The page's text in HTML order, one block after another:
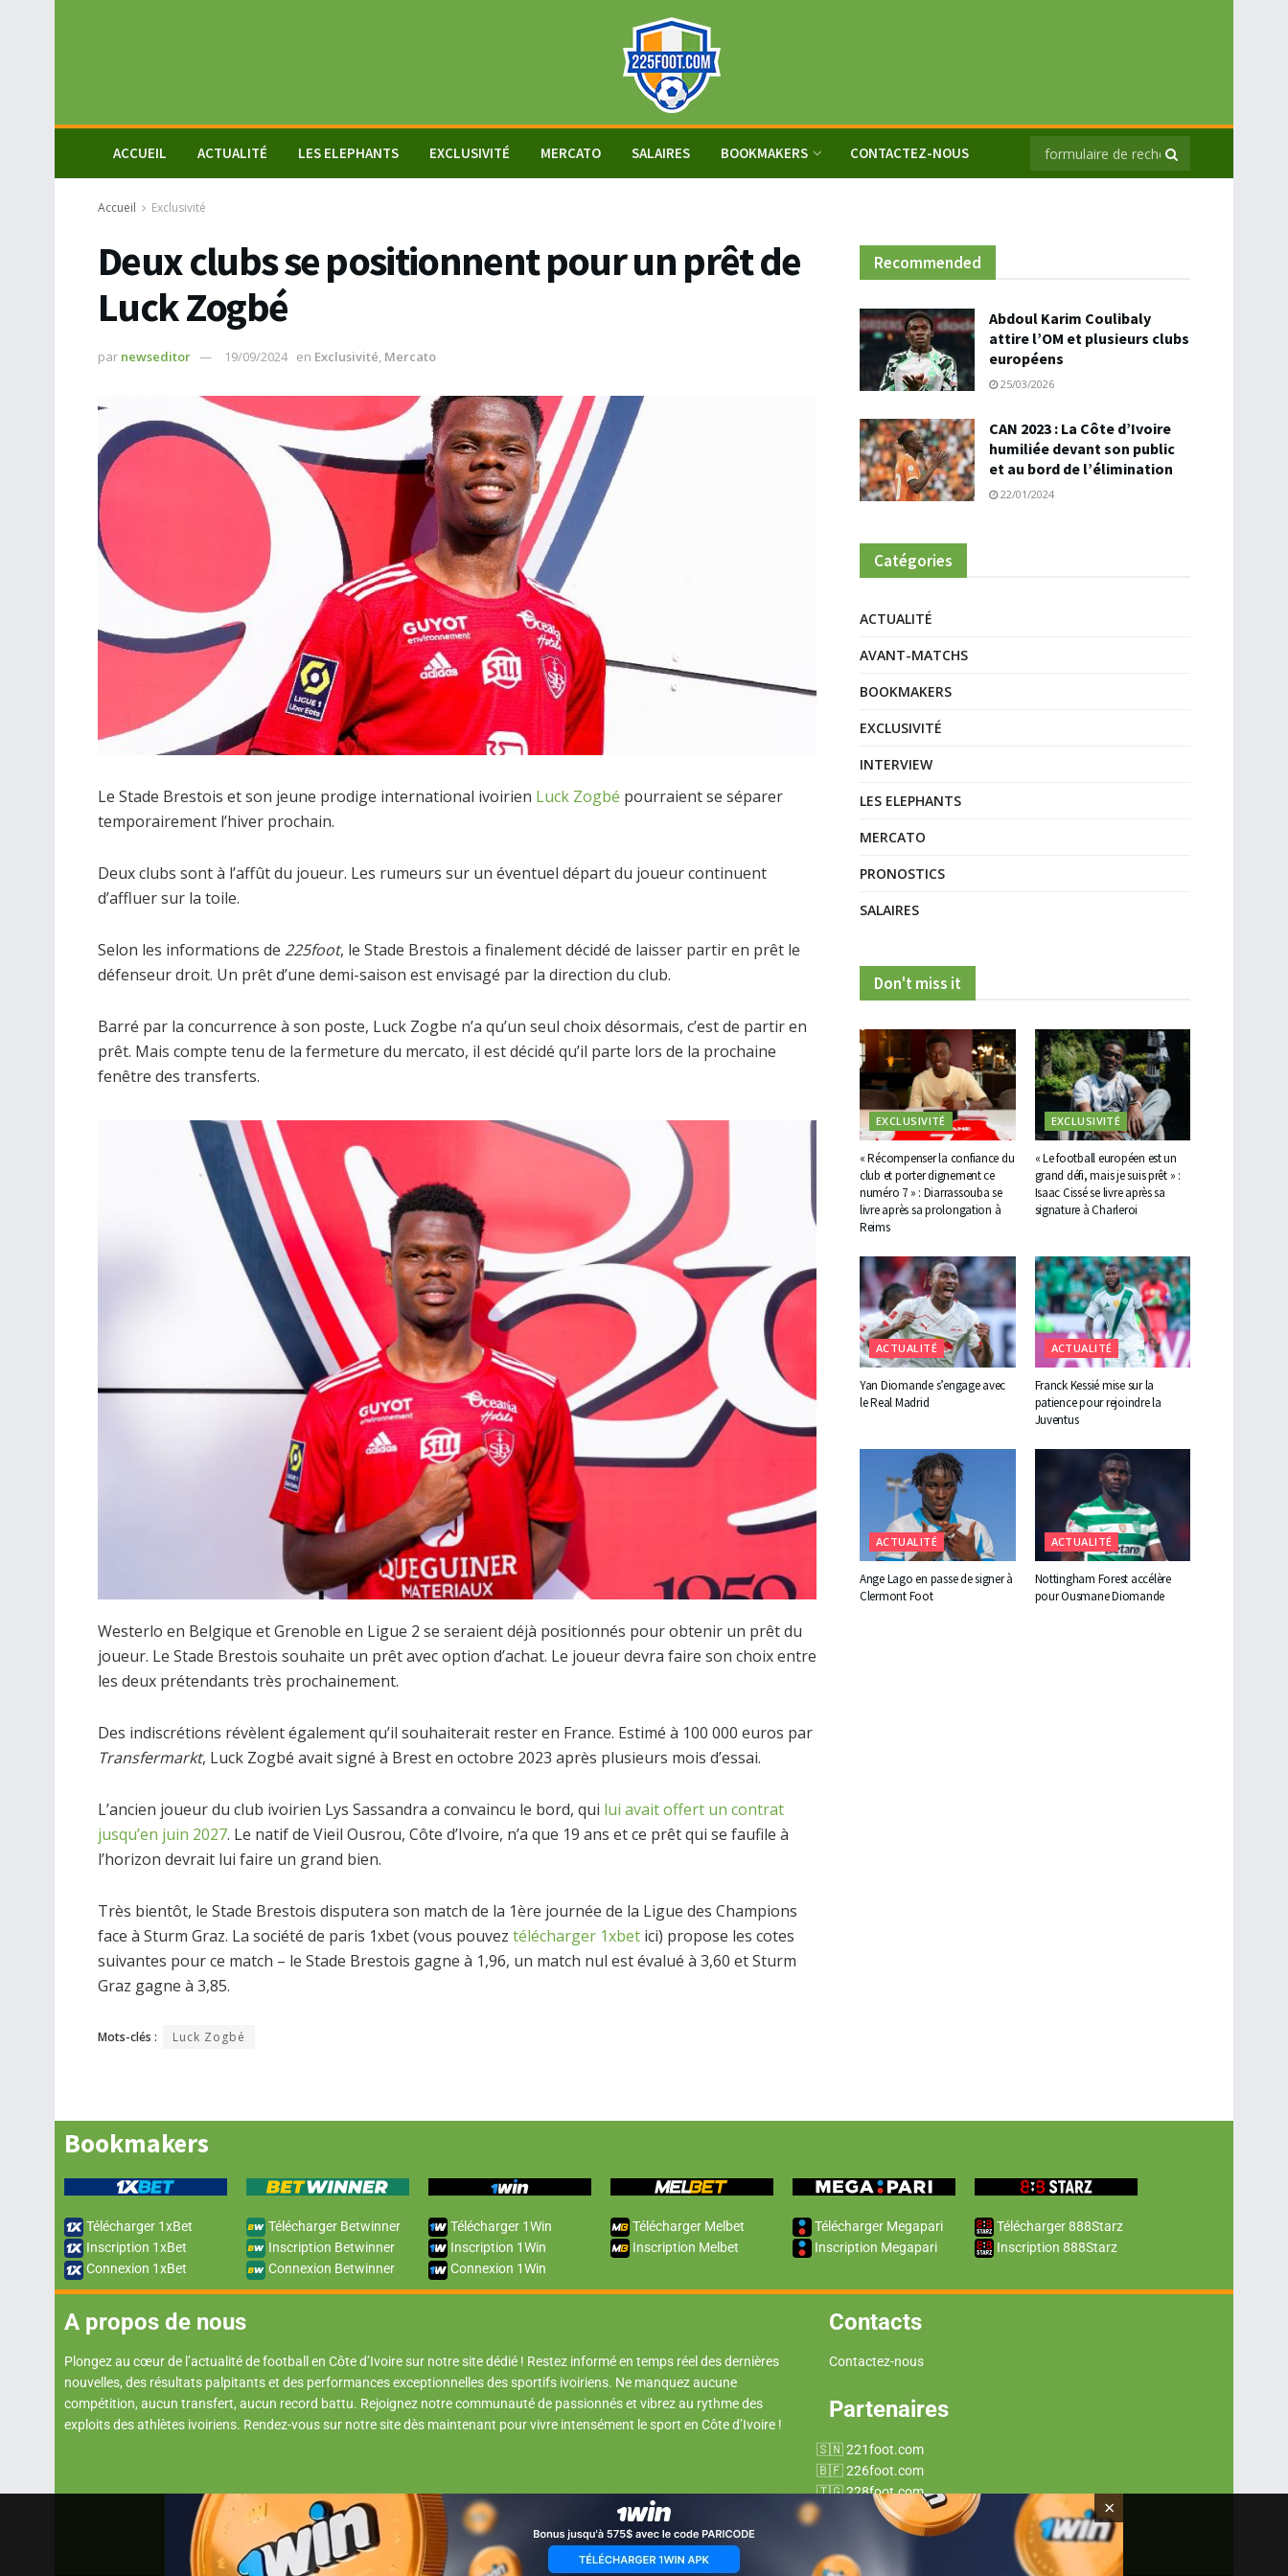
ACCUEIL ACTUALITÉ LES ELEPHANTS EXCLUSIVITÉ MERCATO SALAIRES BOOKMAKERS CONTACTEZ-NOUS
Accueil Exclusivité
Deux clubs se positionnent pour un prêt de
Luck Zogbé
par newseditor 19/09/2024 en Exclusivité, Mercato
Le Stade Brestois et son jeune prodige international ivoirien Luck Zogbé pourraient se séparer
temporairement l’hiver prochain.
Deux clubs sont à l’affût du joueur. Les rumeurs sur un éventuel départ du joueur continuent
d’affluer sur la toile.
Selon les informations de 225foot, le Stade Brestois a finalement décidé de laisser partir en prêt le
défenseur droit. Un prêt d’une demi-saison est envisagé par la direction du club.
Barré par la concurrence à son poste, Luck Zogbe n’a qu’un seul choix désormais, c’est de partir en
prêt. Mais compte tenu de la fermeture du mercato, il est décidé qu’il parte lors de la prochaine
fenêtre des transferts.
Westerlo en Belgique et Grenoble en Ligue 2 se seraient déjà positionnés pour obtenir un prêt du
joueur. Le Stade Brestois souhaite un prêt avec option d’achat. Le joueur devra faire son choix entre
les deux prétendants très prochainement.
Des indiscrétions révèlent également qu’il souhaiterait rester en France. Estimé à 100 000 euros par
Transfermarkt, Luck Zogbé avait signé à Brest en octobre 2023 après plusieurs mois d’essai.
L’ancien joueur du club ivoirien Lys Sassandra a convaincu le bord, qui lui avait offert un contrat
jusqu’en juin 2027. Le natif de Vieil Ousrou, Côte d’Ivoire, n’a que 19 ans et ce prêt qui se faufile à
l’horizon devrait lui faire un grand bien.
Très bientôt, le Stade Brestois disputera son match de la 1ère journée de la Ligue des Champions
face à Sturm Graz. La société de paris 1xbet (vous pouvez télécharger 1xbet ici) propose les cotes
suivantes pour ce match – le Stade Brestois gagne à 1,96, un match nul est évalué à 3,60 et Sturm
Graz gagne à 3,85.
Mots-clés : Luck Zogbé
Recommended
Abdoul Karim Coulibaly
attire l’OM et plusieurs clubs
européens
25/03/2026
CAN 2023 : La Côte d’Ivoire
humiliée devant son public
et au bord de l’élimination
22/01/2024
Catégories
ACTUALITÉ
AVANT-MATCHS
BOOKMAKERS
EXCLUSIVITÉ
INTERVIEW
LES ELEPHANTS
MERCATO
PRONOSTICS
SALAIRES
Don't miss it
EXCLUSIVITÉ
« Récompenser la confiance du
club et porter dignement ce
numéro 7 » : Diarrassouba se
livre après sa prolongation à
Reims
EXCLUSIVITÉ
« Le football européen est un
grand défi, mais je suis prêt » :
Isaac Cissé se livre après sa
signature à Charleroi
ACTUALITÉ
Yan Diomande s’engage avec
le Real Madrid
ACTUALITÉ
Franck Kessié mise sur la
patience pour rejoindre la
Juventus
ACTUALITÉ
Ange Lago en passe de signer à
Clermont Foot
ACTUALITÉ
Nottingham Forest accélère
pour Ousmane Diomande
Bookmakers
Télécharger 1xBet
Inscription 1xBet
Connexion 1xBet
Télécharger Betwinner
Inscription Betwinner
Connexion Betwinner
Télécharger 1Win
Inscription 1Win
Connexion 1Win
Télécharger Melbet
Inscription Melbet
Télécharger Megapari
Inscription Megapari
Télécharger 888Starz
Inscription 888Starz
A propos de nous
Plongez au cœur de l’actualité de football en Côte d’Ivoire sur notre site dédié ! Restez informé en temps réel des dernières
nouvelles, des résultats palpitants et des performances exceptionnelles des sportifs ivoiriens. Ne manquez aucune
compétition, aucun transfert, aucun record battu. Rejoignez notre communauté de passionnés et vibrez au rythme des
exploits des athlètes ivoiriens. Rendez-vous sur notre site dès maintenant pour vivre intensément le sport en Côte d’Ivoire !
Contacts
Contactez-nous
Partenaires
221foot.com
226foot.com
228foot.com
229foot.com
237foot.com
243foot.com
×